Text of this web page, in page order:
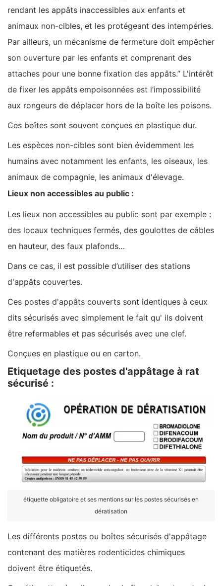
rendant les appâts inaccessibles aux enfants et
animaux non-cibles, et les protégeant des intempéries.
Par ailleurs, un mécanisme de fermeture doit empêcher
son ouverture par les enfants et comprenant des
attaches pour une bonne fixation des appâts.” L'intérêt
de fixer les appâts empoisonnées est l’impossibilité
aux rongeurs de déplacer hors de la boîte les poisons.
Ces boîtes sont souvent conçues en plastique dur.
Les espèces non-cibles sont bien évidemment les
humains avec notamment les enfants, les oiseaux, les
animaux de compagnie, les animaux d'élevage.
Lieux non accessibles au public :
Les lieux non accessibles au public sont par exemple :
des locaux techniques fermés, des goulottes de câbles
en hauteur, des faux plafonds…
Dans ce cas, il est possible d’utiliser des stations
d'appâts couvertes.
Ces postes d'appâts couverts sont identiques à ceux
dits sécurisés avec simplement le fait qu' ils doivent
être refermables et pas sécurisés avec une clef.
Conçues en plastique ou en carton.
Etiquetage des postes d'appâtage à rat
sécurisé :
étiquette obligatoire et ses mentions sur les postes sécurisés en
dératisation
Les différents postes ou boîtes sécurisés d'appâtage
contenant des matières rodenticides chimiques
doivent être étiquetés.